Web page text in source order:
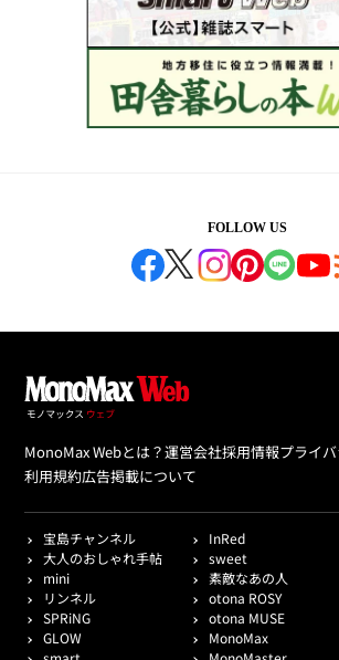
FOLLOW US
MonoMax Webとは？運営会社採用情報プライ
利用規約広告掲載について
宝島チャンネル
InRed
大人のおしゃれ手帖
sweet
mini
素敵なあの人
リンネル
otona ROSY
SPRiNG
otona MUSE
GLOW
MonoMax